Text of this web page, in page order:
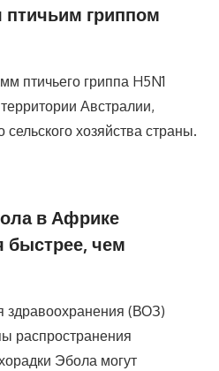
птичьим гриппом
птичьего гриппа H5N1
Австралии,
хозяйства страны.
в Африке
быстрее, чем
здравоохранения (ВОЗ)
распространения
Эбола могут